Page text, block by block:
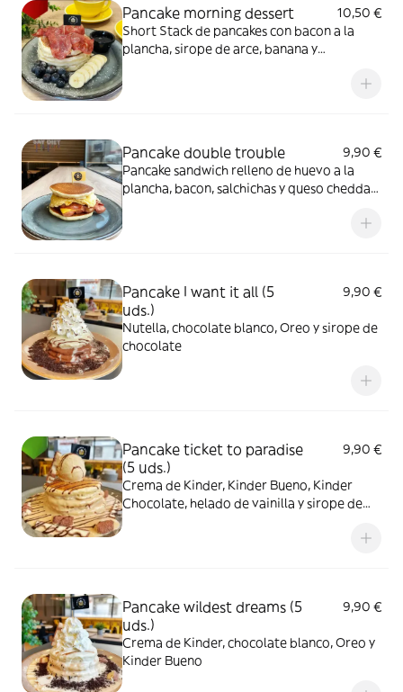
Pancake morning dessert
10,50 €
Short Stack de pancakes con bacon a la
plancha, sirope de arce, banana y
Pancake double trouble
9,90 €
Pancake sandwich relleno de huevo a la
plancha, bacon, salchichas y queso cheddar
Pancake I want it all (5
uds.)
9,90 €
Nutella, chocolate blanco, Oreo y sirope de
chocolate
Pancake ticket to paradise
(5 uds.)
9,90 €
Crema de Kinder, Kinder Bueno, Kinder
Chocolate, helado de vainilla y sirope de
Pancake wildest dreams (5
uds.)
9,90 €
Crema de Kinder, chocolate blanco, Oreo y
Kinder Bueno